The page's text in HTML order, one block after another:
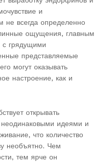
и
не всегда определенно
ощущения, главным
с грядущими
представляемые
могут оказывать
настроение, как и
открывать
идеями и
что количество
необъятно. Чем
тем ярче он